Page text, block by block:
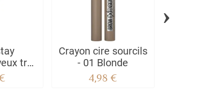
très
Crayon cire sourcils
- 01 Blonde
4,98 €
›